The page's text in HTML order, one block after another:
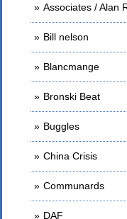
Associates / Alan
Bill nelson
Blancmange
Bronski Beat
Buggles
China Crisis
Communards
DAF